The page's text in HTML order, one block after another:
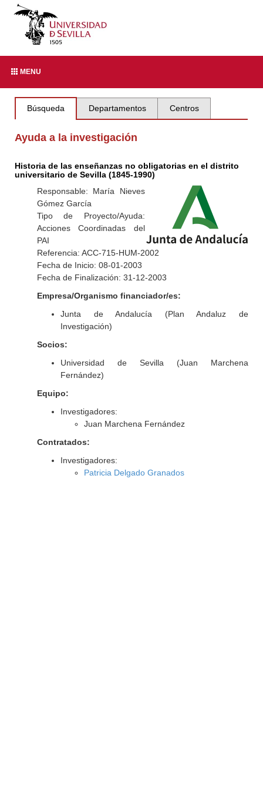
MENU
Búsqueda Departamentos Centros
Ayuda a la investigación
Historia de las enseñanzas no obligatorias en el distrito
universitario de Sevilla (1845-1990)
Responsable: María Nieves
Gómez García
Tipo de Proyecto/Ayuda:
Acciones Coordinadas del
PAI
Referencia: ACC-715-HUM-2002
Fecha de Inicio: 08-01-2003
Fecha de Finalización: 31-12-2003
Empresa/Organismo financiador/es:
Junta de Andalucía (Plan Andaluz de
Investigación)
Socios:
Universidad de Sevilla (Juan Marchena
Fernández)
Equipo:
Investigadores:
Juan Marchena Fernández
Contratados:
Investigadores:
Patricia Delgado Granados